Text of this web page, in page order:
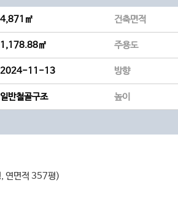
4,871㎡ 건축면적
1,178.88㎡ 주용도
2024-11-13 방향
일반철골구조 높이
연면적 357평)